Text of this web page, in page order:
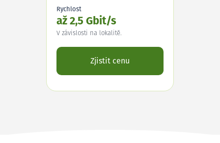
Rychlost
až 2,5 Gbit/s
V závislosti na lokalitě.
Zjistit cenu